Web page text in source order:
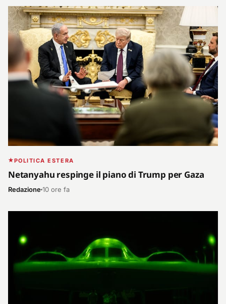
POLITICA ESTERA
Netanyahu respinge il piano di Trump per Gaza
Redazione10 ore fa